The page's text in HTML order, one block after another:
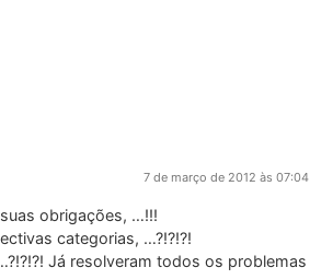
7 de março de 2012 às 07:04
obrigações, …!!!
categorias, …?!?!?!
Já resolveram todos os problemas